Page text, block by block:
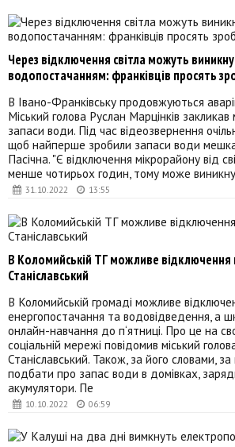
31.10.2022 13:55
Через відключення світла можуть
водопостачанням: франківців просять
В Івано-Франківську продовжуються
Міський голова Руслан Марцінків закликав
запаси води. Під час відеозвернення
щоб найперше зробили запаси води
Пасічна. "Є відключення мікрорайону від
менше чотирьох годин, тому може
10.10.2022 06:59
В Коломийській ТГ можливе відключення
Станіславський
В Коломийській громаді можливе
енергопостачання та водовідведення, а
онлайн-навчання до п‘ятниці. Про це на
соціальній мережі повідомив міський
Станіславський. Також, за його словами,
подбати про запас води в домівках,
акумулятори. Пе